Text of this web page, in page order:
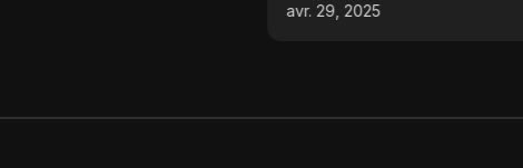
Mais attention, l’utilisation de
avr. 29, 2025